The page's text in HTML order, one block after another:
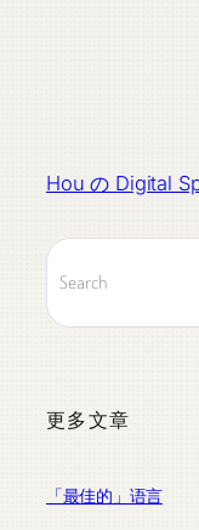
Hou の Digital
更多文章
「最佳的」语言